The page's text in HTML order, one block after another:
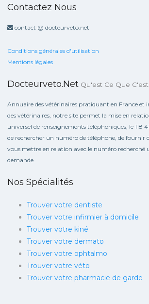
Contactez Nous
contact @ docteurveto.net
Conditions générales d'utilisation
Mentions légales
Docteurveto.net Qu'est Ce Que C'est
Annuaire des vétérinaires pratiquant en France et
des vétérinaires, notre site permet la mise en
universel de renseignements téléphoniques, le 118
de rechercher un numéro de téléphone, de fournir
vous mettre en relation avec le numéro recherché
demande.
Nos Spécialités
Trouver votre dentiste
Trouver votre infirmier à domicile
Trouver votre kiné
Trouver votre dermato
Trouver votre ophtalmo
Trouver votre véto
Trouver votre pharmacie de garde